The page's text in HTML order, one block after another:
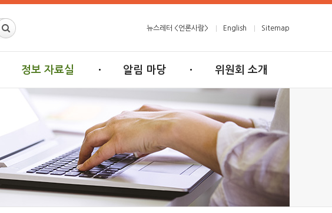
뉴스레터 <언론사람> English Sitemap
정보 자료실 알림 마당 위원회 소개